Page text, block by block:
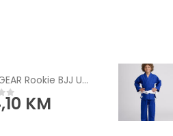
IPPONGEAR Rookie BJJ Uniform black
KM